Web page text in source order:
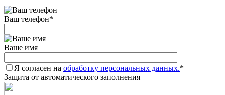
Ваш телефон*
Ваше имя
Я согласен на обработку персональных данных.*
Защита от автоматического заполнения